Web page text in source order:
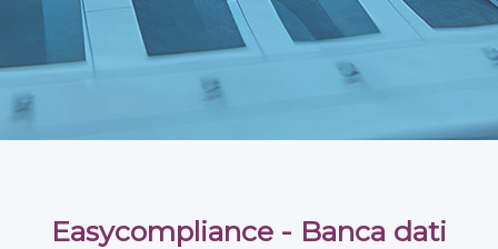
Easycompliance - Banca dati